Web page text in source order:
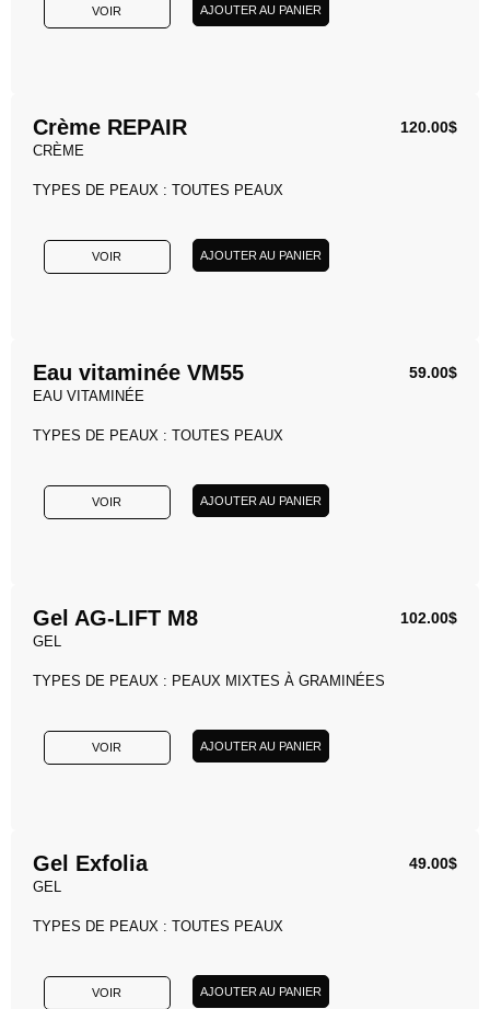
VOIR AJOUTER AU PANIER
Crème REPAIR 120.00$
CRÈME
TYPES DE PEAUX : TOUTES PEAUX
VOIR AJOUTER AU PANIER
Eau vitaminée VM55 59.00$
EAU VITAMINÉE
TYPES DE PEAUX : TOUTES PEAUX
VOIR AJOUTER AU PANIER
Gel AG-LIFT M8 102.00$
GEL
TYPES DE PEAUX : PEAUX MIXTES À GRAMINÉES
VOIR AJOUTER AU PANIER
Gel Exfolia 49.00$
GEL
TYPES DE PEAUX : TOUTES PEAUX
VOIR AJOUTER AU PANIER